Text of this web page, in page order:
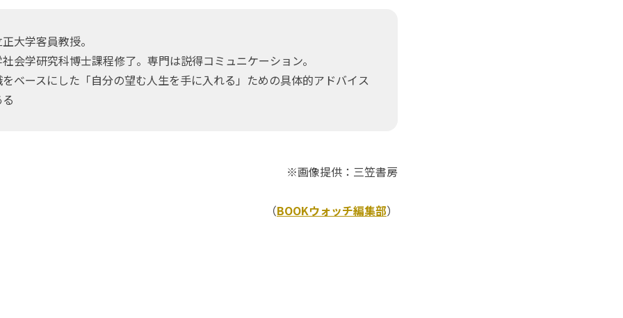
大学客員教授。
会学研究科博士課程修了。専門は説得コミュニケーション。
ベースにした「自分の望む人生を手に入れる」ための具体的アドバイス
※画像提供：三笠書房
（BOOKウォッチ編集部）